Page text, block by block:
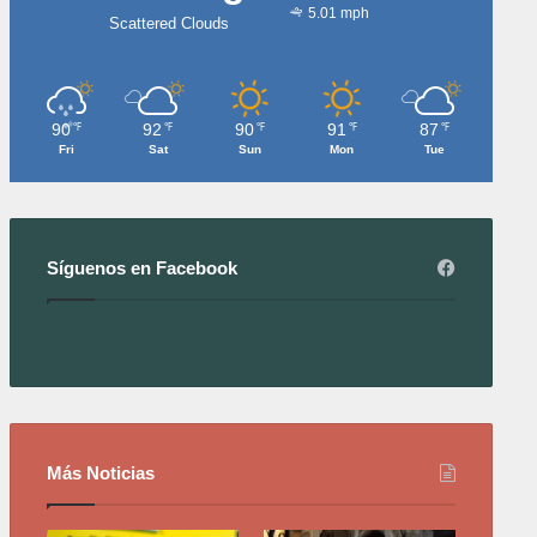
Scattered Clouds
5.01 mph
90 ℉
Fri
92 ℉
Sat
90 ℉
Sun
91 ℉
Mon
87 ℉
Tue
Síguenos en Facebook
Más Noticias